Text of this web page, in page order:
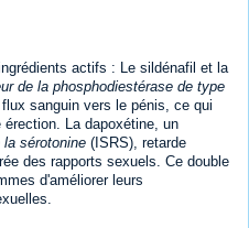
actifs : Le sildénafil et la
de la phosphodiestérase de type
sanguin vers le pénis, ce qui
La dapoxétine, un
sérotonine (ISRS), retarde
des rapports sexuels. Ce double
d'améliorer leurs